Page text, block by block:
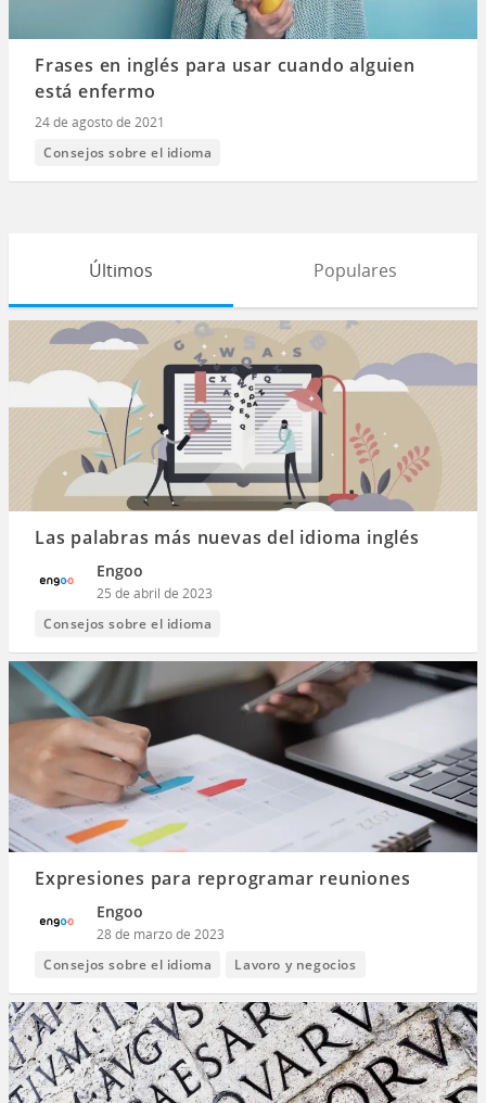
Frases en inglés para usar cuando alguien
está enfermo
24 de agosto de 2021
Consejos sobre el idioma
Últimos Populares
Las palabras más nuevas del idioma inglés
Engoo
25 de abril de 2023
Consejos sobre el idioma
Expresiones para reprogramar reuniones
Engoo
28 de marzo de 2023
Consejos sobre el idioma
Lavoro y negocios